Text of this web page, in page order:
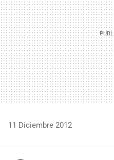
11 Diciembre 2012